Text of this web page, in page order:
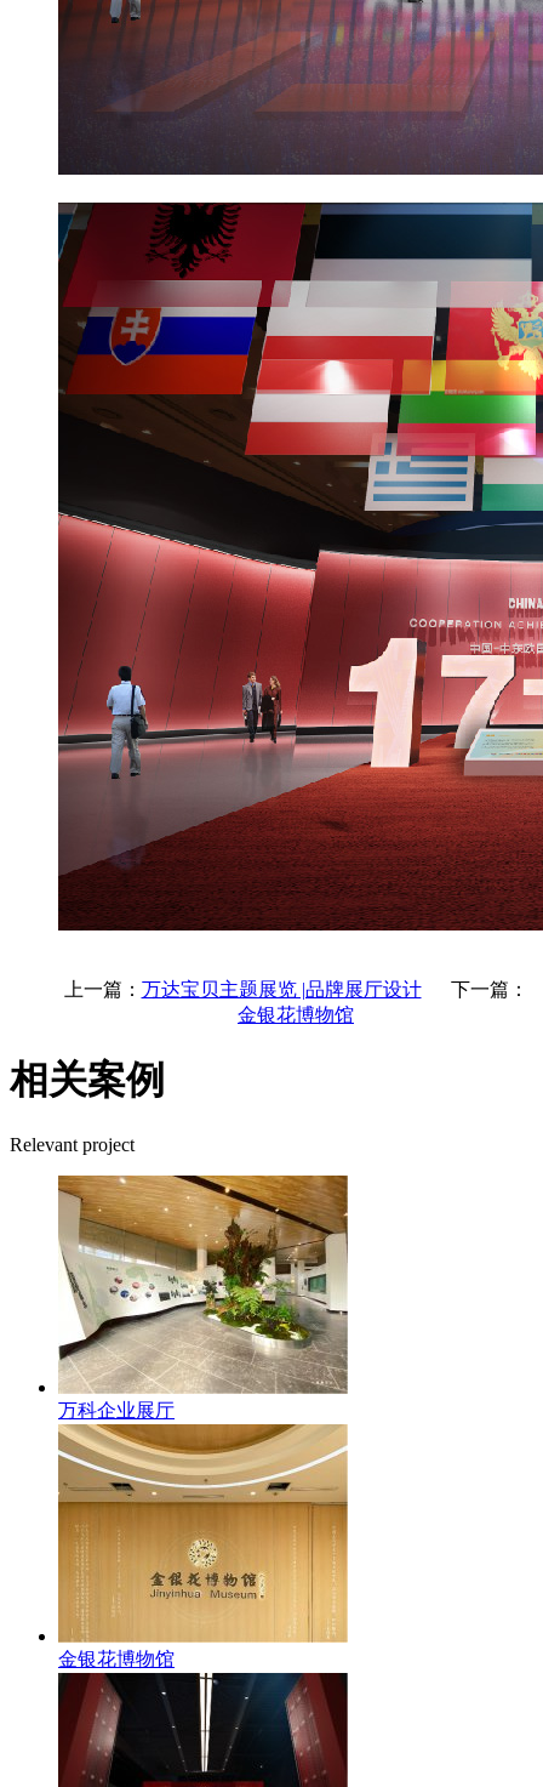
上一篇： 万达宝贝主题展览 |品牌展厅设计
下一篇：
金银花博物馆
相关案例
Relevant project
万科企业展厅
金银花博物馆